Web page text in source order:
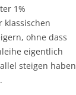
1%
klassischen
ohne dass
eigentlich
steigen haben